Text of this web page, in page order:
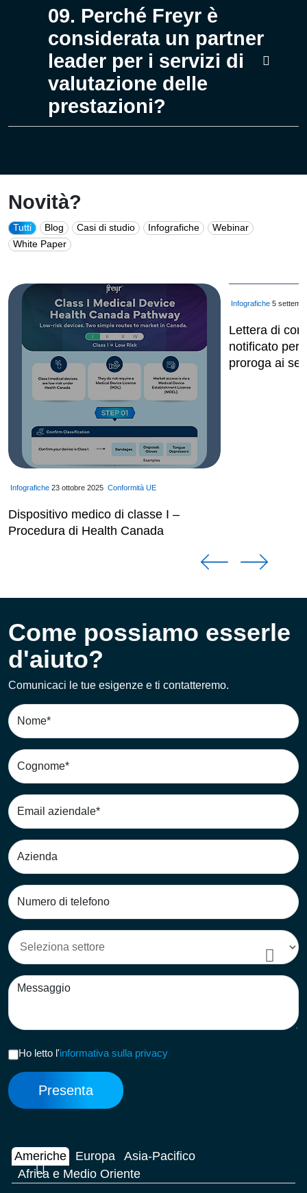
09. Perché Freyr è
considerata un partner
leader per i servizi di
valutazione delle
prestazioni?
Novità?
Tutti Blog Casi di studio Infografiche
Webinar
White Paper
Infografiche 23 ottobre 2025 Conformità UE
Dispositivo medico di classe I –
Procedura di Health Canada
Infografiche 5
Lettera di
notificato per
proroga ai
Come possiamo esserle
d'aiuto?
Comunicaci le tue esigenze e ti contatteremo.
Ho letto l'informativa sulla privacy
Americhe Europa
Asia-Pacifico
Africa e Medio Oriente